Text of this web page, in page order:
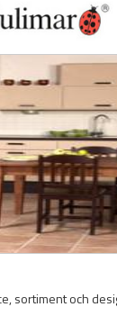
sortiment och